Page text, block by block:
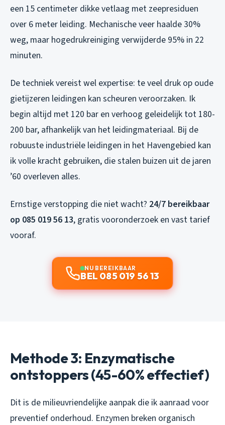
een 15 centimeter dikke vetlaag met zeepresiduen
over 6 meter leiding. Mechanische veer haalde 30%
weg, maar hogedrukreiniging verwijderde 95% in 22
minuten.
De techniek vereist wel expertise: te veel druk op oude
gietijzeren leidingen kan scheuren veroorzaken. Ik
begin altijd met 120 bar en verhoog geleidelijk tot 180-
200 bar, afhankelijk van het leidingmateriaal. Bij de
robuuste industriële leidingen in het Havengebied kan
ik volle kracht gebruiken, die stalen buizen uit de jaren
’60 overleven alles.
Ernstige verstopping die niet wacht? 24/7 bereikbaar
op 085 019 56 13, gratis vooronderzoek en vast tarief
vooraf.
NU BEREIKBAAR
BEL 085 019 56 13
Methode 3: Enzymatische
ontstoppers (45-60% effectief)
Dit is de milieuvriendelijke aanpak die ik aanraad voor
preventief onderhoud. Enzymen breken organisch